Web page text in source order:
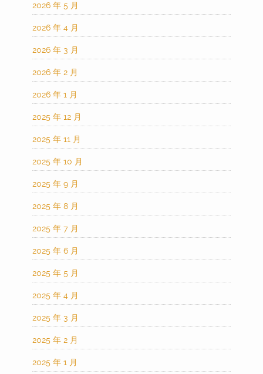
2026 年 5 月
2026 年 4 月
2026 年 3 月
2026 年 2 月
2026 年 1 月
2025 年 12 月
2025 年 11 月
2025 年 10 月
2025 年 9 月
2025 年 8 月
2025 年 7 月
2025 年 6 月
2025 年 5 月
2025 年 4 月
2025 年 3 月
2025 年 2 月
2025 年 1 月